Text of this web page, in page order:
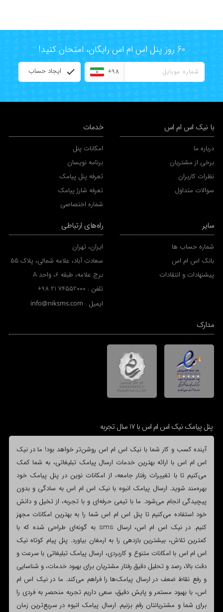
60 روز پنل اس ام اس رایگان، امتحان کنید!
+98 ایجاد حساب
با نیک اس ام اس
درباره ما
برخی از مشتریان
نظرات کاربران
سوالات متداول
خدمات
امکانات پنل
برنامه نویسان
تعرفه پنل پیامک
تعرفه شارژ پیامک
شماره اختصاصی
سایر
شماره حساب ها
بانک اس ام اس
پیشنهادات و انتقادات
راه‌های ارتباطی
ایران، تهران
سعادت آباد، علامه شمالی، پلاک 55
برج علامه، طبقه 6، واحد A
تلفن : +98 21 74552000
ایمیل : info@niksms.com
مدارک
پنل پیامک نیک اس ام اس با 17 سال تجربه
آینده کسب و کار شما با نیک اس ام اس روشن‌تر خواهد بود! ما در نیک
اس ام اس با ارائه بهترین خدمات ارسال پیامک تبلیغاتی، به شما کمک
می‌کنیم تا با تغییرات رفتار جامعه، از امکانات نوین در پنل پیامک خود
بهره‌مند شوید. ارسال پیامک انبوه با نیک اس ام اس به سادگی و بدون
پیچیدگی انجام می‌شود. ما با تیمی حرفه‌ای و با تجربه، از تخیل و دانش
خود استفاده می‌کنیم تا پنل اس ام اس شما را به بهترین امکانات مجهز
کنیم. در نیک اس ام اس، ارسال sms به گونه‌ای طراحی شده که با
کمترین تلاش، بیشترین بازدهی را به ارمغان بیاورد. پنل پیام کوتاه نیک
اس ام اس با امکانات متنوع و کاربردی، ارسال پیامک تبلیغاتی با سرعت و
دقت بالا، رصد و تحلیل دقیق رفتار مشتریان برای بهبود خدمات، و شناسایی
و رفع نقاط ضعف در ارسال پیامک‌ها را فراهم می‌کند. ما در نیک اس ام
اس، با بهبود مستمر و پایش دقیق، سعی داریم تجربه منحصر به فردی را
برای شما و مشتریانتان رقم بزنیم. ارسال پیامک انبوه در سریع‌ترین زمان